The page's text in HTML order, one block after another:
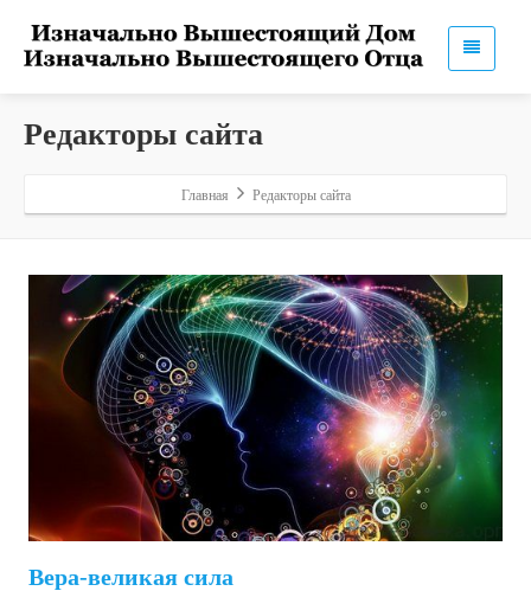
Редакторы сайта
Главная Редакторы сайта
Вера-великая сила